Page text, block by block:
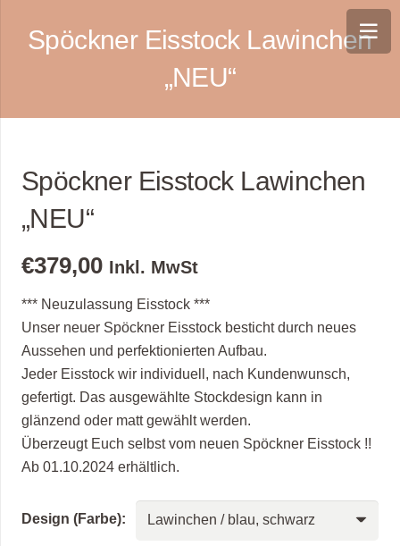
Spöckner Eisstock Lawinchen
„NEU“
Spöckner Eisstock Lawinchen
„NEU“
€379,00 Inkl. MwSt
*** Neuzulassung Eisstock ***
Unser neuer Spöckner Eisstock besticht durch neues
Aussehen und perfektionierten Aufbau.
Jeder Eisstock wir individuell, nach Kundenwunsch,
gefertigt. Das ausgewählte Stockdesign kann in
glänzend oder matt gewählt werden.
Überzeugt Euch selbst vom neuen Spöckner Eisstock !!
Ab 01.10.2024 erhältlich.
Design (Farbe):